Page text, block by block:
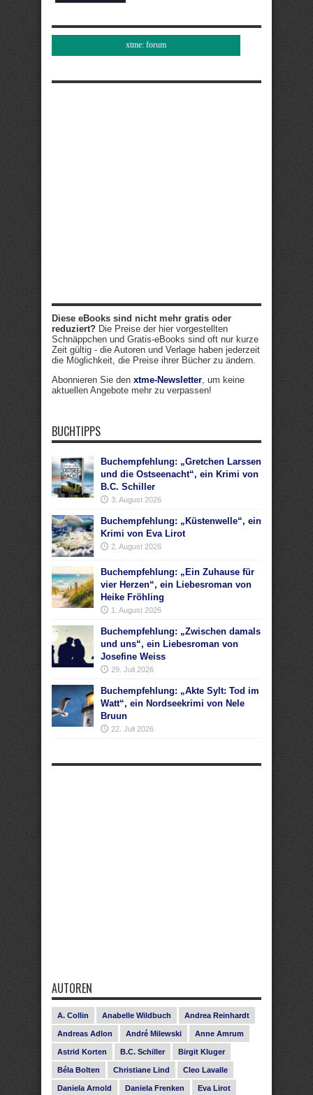
xtme: forum
Diese eBooks sind nicht mehr gratis oder
reduziert? Die Preise der hier vorgestellten
Schnäppchen und Gratis-eBooks sind oft nur kurze
Zeit gültig - die Autoren und Verlage haben jederzeit
die Möglichkeit, die Preise ihrer Bücher zu ändern.
Abonnieren Sie den xtme-Newsletter, um keine
aktuellen Angebote mehr zu verpassen!
BUCHTIPPS
Buchempfehlung: „Gretchen Larssen
und die Ostseenacht“, ein Krimi von
B.C. Schiller
3. August 2026
Buchempfehlung: „Küstenwelle“, ein
Krimi von Eva Lirot
2. August 2026
Buchempfehlung: „Ein Zuhause für
vier Herzen“, ein Liebesroman von
Heike Fröhling
1. August 2026
Buchempfehlung: „Zwischen damals
und uns“, ein Liebesroman von
Josefine Weiss
29. Juli 2026
Buchempfehlung: „Akte Sylt: Tod im
Watt“, ein Nordseekrimi von Nele
Bruun
22. Juli 2026
AUTOREN
A. Collin Anabelle Wildbuch Andrea Reinhardt
Andreas Adlon André Milewski Anne Amrum
Astrid Korten B.C. Schiller Birgit Kluger
Béla Bolten Christiane Lind Cleo Lavalle
Daniela Arnold Daniela Frenken Eva Lirot